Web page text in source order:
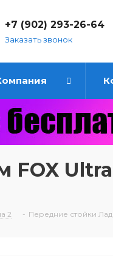
+7 (902) 293-26-64
Заказать звонок
FOX
2 - Передние стойки